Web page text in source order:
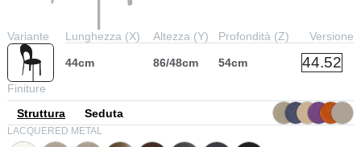
Variante Lunghezza (X) Altezza (Y) Profondità (Z) Versione
44cm 86/48cm 54cm 44.52
Finiture
Struttura
Seduta
LACQUERED METAL